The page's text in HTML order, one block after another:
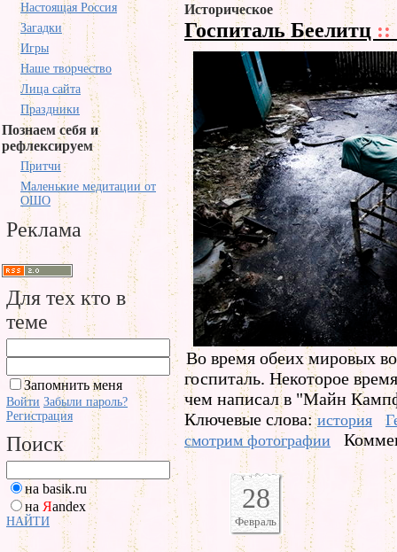
Настоящая Россия
Загадки
Игры
Наше творчество
Лица сайта
Праздники
Познаем себя и
рефлексируем
Притчи
Маленькие медитации от
ОШО
Реклама
Для тех кто в
теме
Запомнить меня
Войти Забыли пароль?
Регистрация
Поиск
на basik.ru
на Яandex
НАЙТИ
Историческое
Госпиталь Беелитц ::
Во время обеих мировых
госпиталь. Некоторое
чем написал в "Майн
Ключевые слова:история
смотрим фотографии
28
Февраль